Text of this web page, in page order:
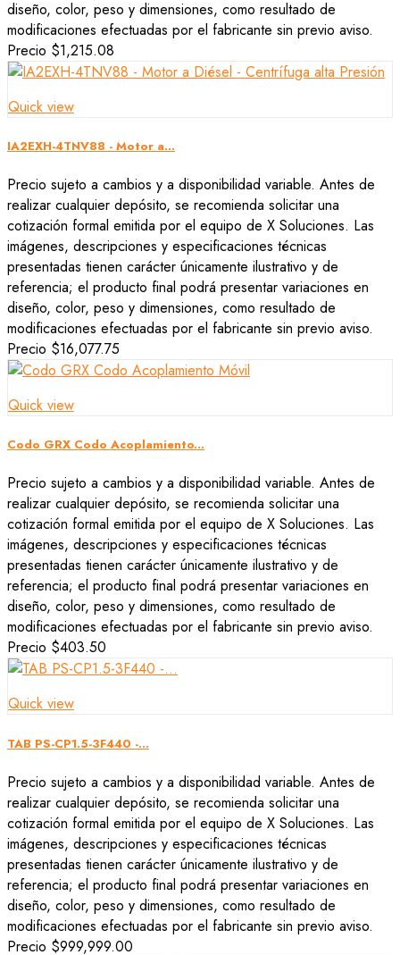
diseño, color, peso y dimensiones, como resultado de
modificaciones efectuadas por el fabricante sin previo aviso.
Precio $1,215.08
Quick view
IA2EXH-4TNV88 - Motor a...
Precio sujeto a cambios y a disponibilidad variable. Antes de
realizar cualquier depósito, se recomienda solicitar una
cotización formal emitida por el equipo de X Soluciones. Las
imágenes, descripciones y especificaciones técnicas
presentadas tienen carácter únicamente ilustrativo y de
referencia; el producto final podrá presentar variaciones en
diseño, color, peso y dimensiones, como resultado de
modificaciones efectuadas por el fabricante sin previo aviso.
Precio $16,077.75
Quick view
Codo GRX Codo Acoplamiento...
Precio sujeto a cambios y a disponibilidad variable. Antes de
realizar cualquier depósito, se recomienda solicitar una
cotización formal emitida por el equipo de X Soluciones. Las
imágenes, descripciones y especificaciones técnicas
presentadas tienen carácter únicamente ilustrativo y de
referencia; el producto final podrá presentar variaciones en
diseño, color, peso y dimensiones, como resultado de
modificaciones efectuadas por el fabricante sin previo aviso.
Precio $403.50
Quick view
TAB PS-CP1.5-3F440 -...
Precio sujeto a cambios y a disponibilidad variable. Antes de
realizar cualquier depósito, se recomienda solicitar una
cotización formal emitida por el equipo de X Soluciones. Las
imágenes, descripciones y especificaciones técnicas
presentadas tienen carácter únicamente ilustrativo y de
referencia; el producto final podrá presentar variaciones en
diseño, color, peso y dimensiones, como resultado de
modificaciones efectuadas por el fabricante sin previo aviso.
Precio $999,999.00